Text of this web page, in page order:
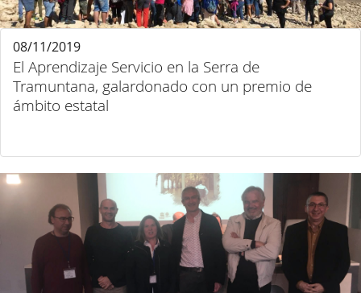
El Aprendizaje Servicio en la Serra de
Tramuntana, galardonado con un premio de
ámbito estatal
08/11/2019